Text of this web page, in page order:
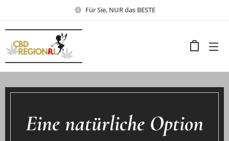
Für Sie, NUR das BESTE
Eine natürliche Option